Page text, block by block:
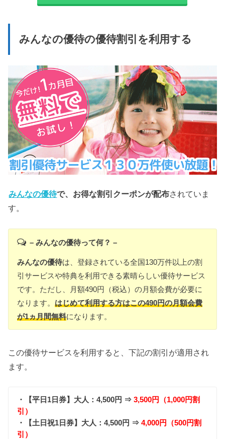
みんなの優待の優待割引を利用する
みんなの優待で、お得な割引クーポンが配布されていま
す。
– みんなの優待って何？ –
みんなの優待は、登録されている全国130万件以上の割
引サービスや特典を利用できる素晴らしい優待サービス
です。ただし、月額490円（税込）の月額会費が必要に
なります。はじめて利用する方はこの490円の月額会費
が1ヵ月間無料になります。
この優待サービスを利用すると、下記の割引が適用され
ます。
・【平日1日券】大人：4,500円 ⇒3,500円（1,000円割
引）
・【土日祝1日券】大人：4,500円 ⇒4,000円（500円割
引）